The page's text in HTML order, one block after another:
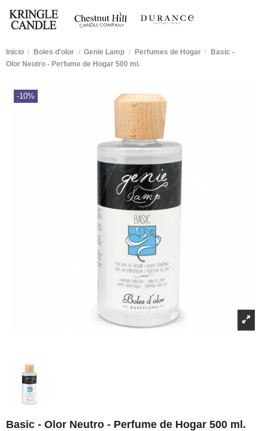
Inicio Boles d'olor Genie Lamp Perfumes de Hogar
Basic -
Olor Neutro - Perfume de Hogar 500 ml.
-10%
Basic - Olor Neutro - Perfume de Hogar 500 ml.